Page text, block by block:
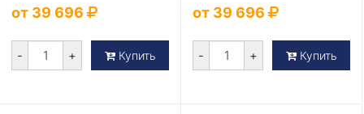
от 39 696
- + Купить
от 39 696
- + Купить